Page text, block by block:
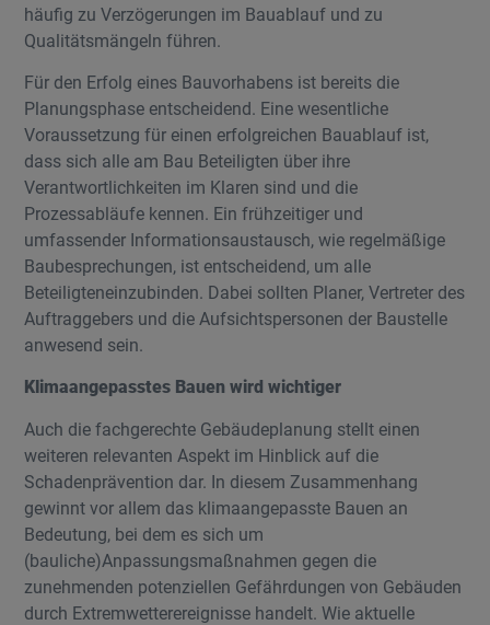
häufig zu Verzögerungen im Bauablauf und zu
Qualitätsmängeln führen.
Für den Erfolg eines Bauvorhabens ist bereits die
Planungsphase entscheidend. Eine wesentliche
Voraussetzung für einen erfolgreichen Bauablauf ist,
dass sich alle am Bau Beteiligten über ihre
Verantwortlichkeiten im Klaren sind und die
Prozessabläufe kennen. Ein frühzeitiger und
umfassender Informationsaustausch, wie regelmäßige
Baubesprechungen, ist entscheidend, um alle
Beteiligteneinzubinden. Dabei sollten Planer, Vertreter des
Auftraggebers und die Aufsichtspersonen der Baustelle
anwesend sein.
Klimaangepasstes Bauen wird wichtiger
Auch die fachgerechte Gebäudeplanung stellt einen
weiteren relevanten Aspekt im Hinblick auf die
Schadenprävention dar. In diesem Zusammenhang
gewinnt vor allem das klimaangepasste Bauen an
Bedeutung, bei dem es sich um
(bauliche)Anpassungsmaßnahmen gegen die
zunehmenden potenziellen Gefährdungen von Gebäuden
durch Extremwetterereignisse handelt. Wie aktuelle